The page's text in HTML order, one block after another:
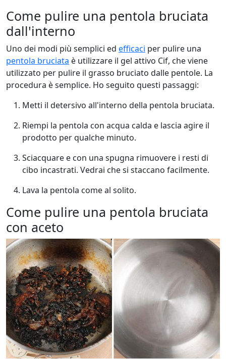
Come pulire una pentola bruciata
dall'interno
Uno dei modi più semplici ed efficaci per pulire una
pentola bruciata è utilizzare il gel attivo Cif, che viene
utilizzato per pulire il grasso bruciato dalle pentole. La
procedura è semplice. Ho seguito questi passaggi:
Metti il detersivo all'interno della pentola bruciata.
Riempi la pentola con acqua calda e lascia agire il
prodotto per qualche minuto.
Sciacquare e con una spugna rimuovere i resti di
cibo incastrati. Vedrai che si staccano facilmente.
Lava la pentola come al solito.
Come pulire una pentola bruciata
con aceto